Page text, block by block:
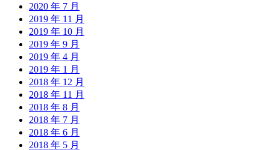
2020 年 7 月
2019 年 11 月
2019 年 10 月
2019 年 9 月
2019 年 4 月
2019 年 1 月
2018 年 12 月
2018 年 11 月
2018 年 8 月
2018 年 7 月
2018 年 6 月
2018 年 5 月